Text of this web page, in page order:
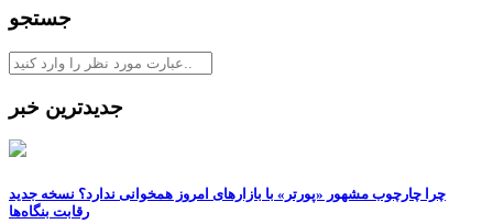
جستجو
جدیدترین خبر
چرا چارچوب مشهور «پورتر» با بازارهای امروز همخوانی ندارد؟ نسخه جدید
رقابت‌ بنگاه‌ها